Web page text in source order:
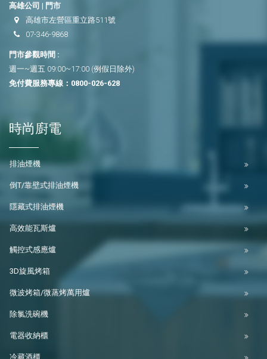
高雄公司 | 門市
高雄市左營區重立路511號
07-346-9868
門市參觀時間 :
週一~週五 09:00~17:00 (例假日除外)
免付費服務專線： 0800-026-628
時尚廚電
排油煙機
倒T/靠壁式排油煙機
隱藏式排油煙機
高效能瓦斯爐
觸控式感應爐
3D旋風烤箱
微波烤箱/微蒸烤萬用爐
除氯洗碗機
電器收納櫃
冷藏酒櫃